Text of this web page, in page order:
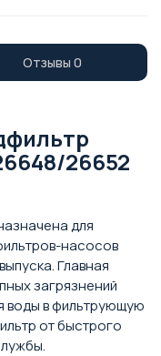
Отзывы 0
26652
для
насосов
Главная
загрязнений
воды в фильтрующую
от быстрого